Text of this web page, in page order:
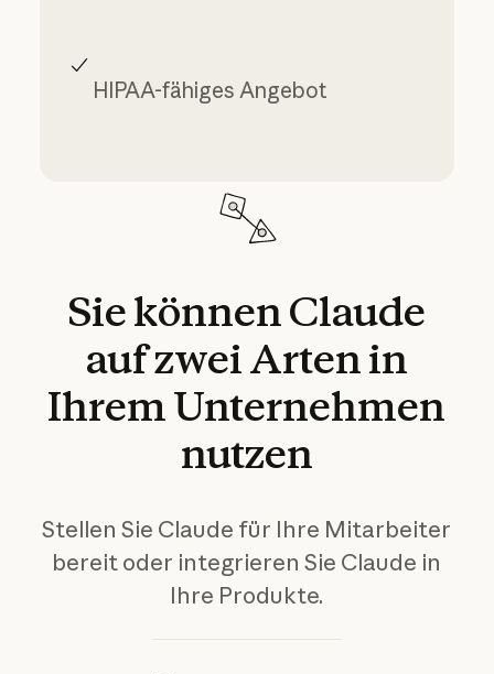
HIPAA-fähiges Angebot
SiekönnenClaude
aufzweiArtenin
IhremUnternehmen
nutzen
Stellen Sie Claude für Ihre Mitarbeiter
bereit oder integrieren Sie Claude in
Ihre Produkte.